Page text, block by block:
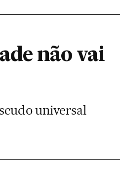
não vai
universal